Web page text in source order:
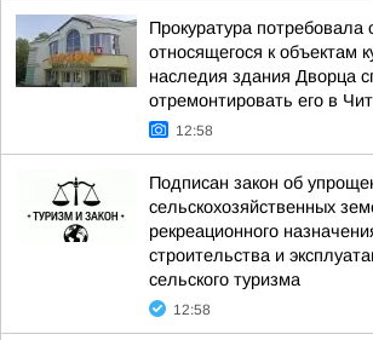
Прокуратура потребовала
относящегося к объектам
наследия здания Дворца
отремонтировать его в
12:58
Подписан закон об
сельскохозяйственных
рекреационного
строительства и
сельского туризма
12:58